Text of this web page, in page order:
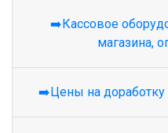
➡️Кассовое
магазина,
➡️Цены на доработку